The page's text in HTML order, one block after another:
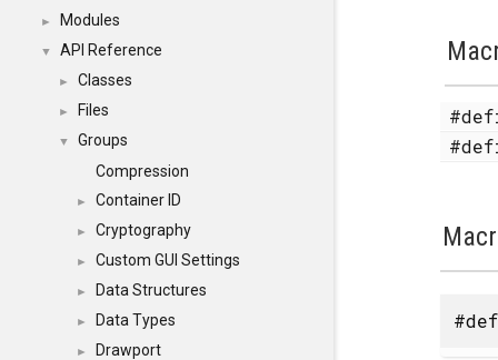
► Modules
▼ API Reference
► Classes
► Files
▼
Groups
Compression
► Container ID
► Cryptography
► Custom GUI Settings
► Data Structures
► Data Types
► Drawport